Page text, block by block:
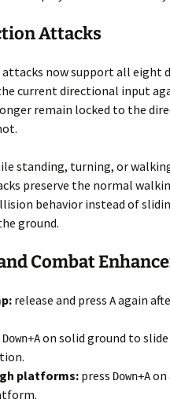
Attacks
attacks now support all eight
current directional input
remain locked to the
standing, turning, or
preserve the normal
behavior instead of
ground.
Combat
release and press Aagain
Down+Aon solid ground to
platforms:press Down+Aon